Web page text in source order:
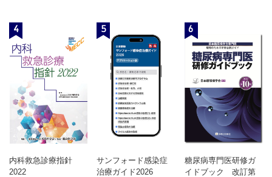
4
内科救急診療指針
2022
5
サンフォード感染症
治療ガイド2026
6
糖尿病専門医研修ガ
イドブック 改訂第